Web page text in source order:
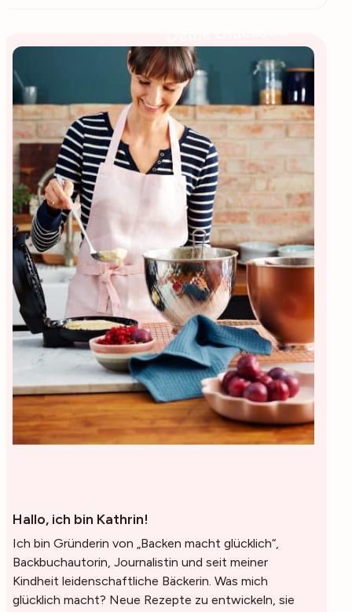
Hallo, ich bin Kathrin!
Ich bin Gründerin von „Backen macht glücklich“,
Backbuchautorin, Journalistin und seit meiner
Kindheit leidenschaftliche Bäckerin. Was mich
glücklich macht? Neue Rezepte zu entwickeln, sie